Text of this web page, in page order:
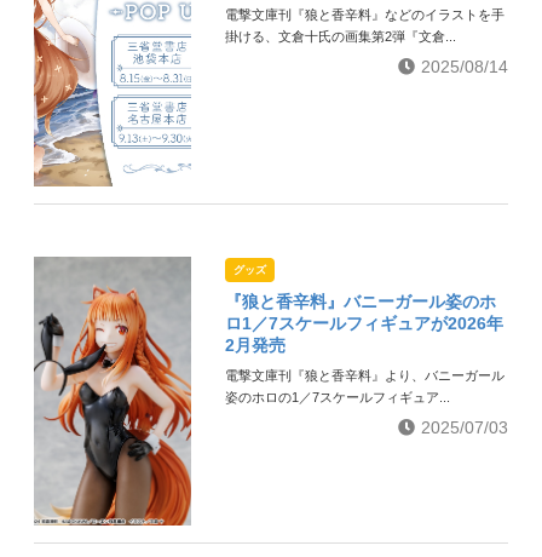
電撃文庫刊『狼と香辛料』などのイラストを手
掛ける、文倉十氏の画集第2弾『文倉...
2025/08/14
グッズ
『狼と香辛料』バニーガール姿のホ
ロ1／7スケールフィギュアが2026年
2月発売
電撃文庫刊『狼と香辛料』より、バニーガール
姿のホロの1／7スケールフィギュア...
2025/07/03